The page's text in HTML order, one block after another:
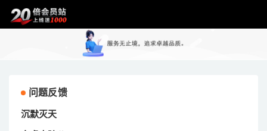
问题反馈
沉默灭天